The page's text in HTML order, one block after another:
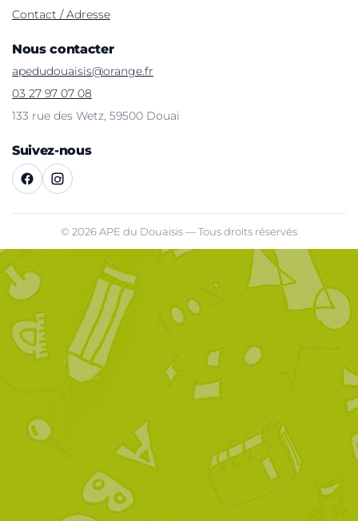
Contact / Adresse
Nous contacter
apedudouaisis@orange.fr
03 27 97 07 08
133 rue des Wetz, 59500 Douai
Suivez-nous
© 2026APE du Douaisis — Tous droits réservés